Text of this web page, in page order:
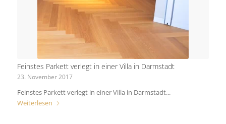
Feinstes Parkett verlegt in einer Villa in Darmstadt
23. November 2017
Feinstes Parkett verlegt in einer Villa in Darmstadt...
Weiterlesen